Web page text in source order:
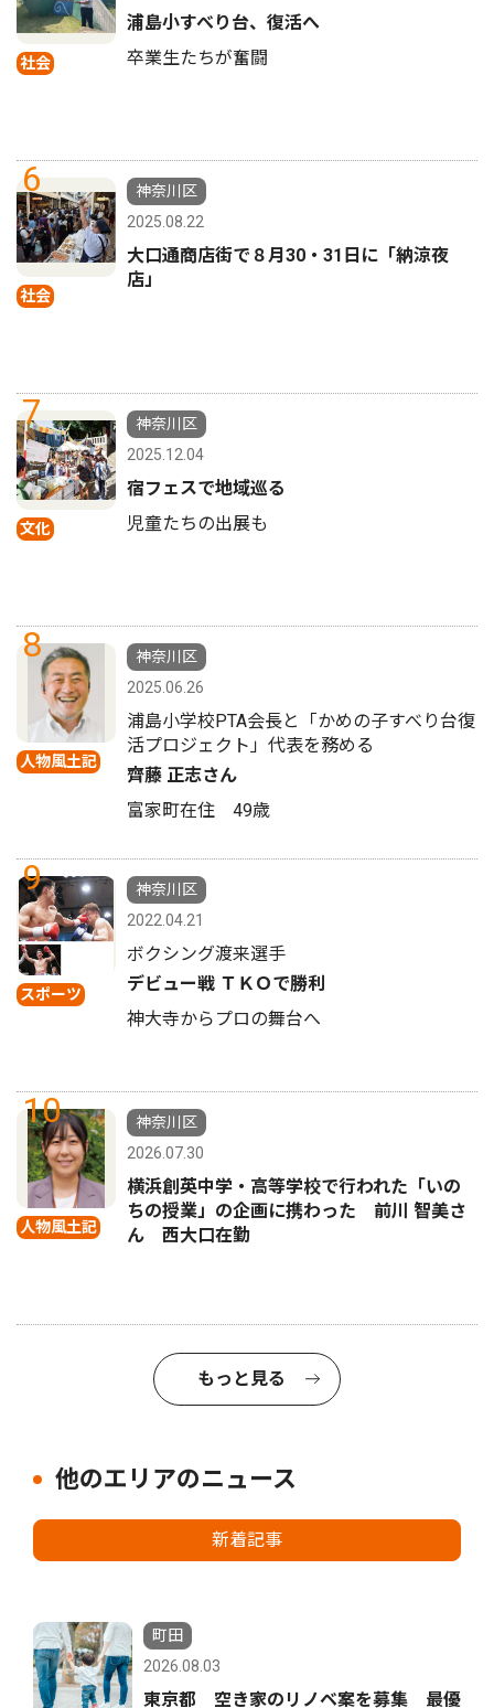
社会
浦島小すべり台、復活へ
卒業生たちが奮闘
6
社会
神奈川区
2025.08.22
大口通商店街で８月30・31日に「納涼夜
店」
7
文化
神奈川区
2025.12.04
宿フェスで地域巡る
児童たちの出展も
8
人物風土記
神奈川区
2025.06.26
浦島小学校PTA会長と「かめの子すべり台復
活プロジェクト」代表を務める
齊藤 正志さん
富家町在住 49歳
9
スポーツ
神奈川区
2022.04.21
ボクシング渡来選手
デビュー戦 ＴＫＯで勝利
神大寺からプロの舞台へ
10
人物風土記
神奈川区
2026.07.30
横浜創英中学・高等学校で行われた「いの
ちの授業」の企画に携わった 前川 智美さ
ん 西大口在勤
もっと見る
他のエリアのニュース
新着記事
町田
2026.08.03
東京都 空き家のリノベ案を募集 最優